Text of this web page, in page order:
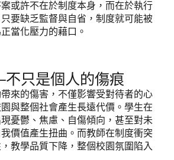
或許不在於制度本身，而在於執行
要缺乏監督與自省，制度就可能被
當化壓力的藉口。
只是個人的傷痕
來的傷害，不僅影響受對待者的心
與整個社會產生長遠代價。學生在
憂鬱、焦慮、自傷傾向，甚至對未
價值產生扭曲。而教師在制度衝突
教學品質下降，整個校園氛圍陷入